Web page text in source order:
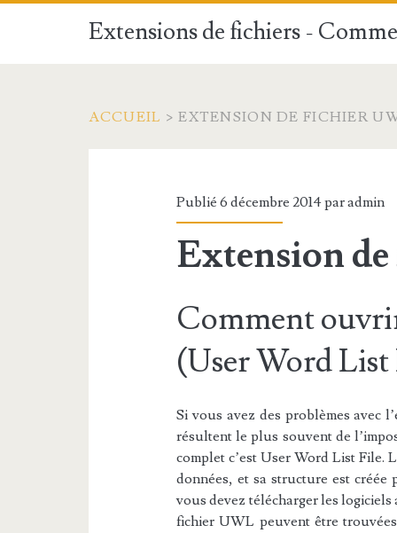
Extensions de fichiers -
ACCUEIL > EXTENSION DE FICHIER
Publié 6 décembre 2014 paradmin
Extension
Comment
(User Word
Si vous avez des problèmes avec
résultent le plus souvent de
complet c’est User Word List File.
données, et sa structure est
vous devez télécharger les logiciels
fichier UWL peuvent être